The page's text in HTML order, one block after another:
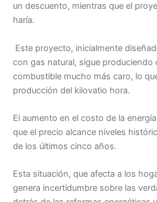
un descuento, mientras que el
haría.
Este proyecto, inicialmente
con gas natural, sigue produciendo
combustible mucho más caro, lo
producción del kilovatio hora.
El aumento en el costo de la
que el precio alcance niveles
de los últimos cinco años.
Esta situación, que afecta a los
genera incertidumbre sobre las